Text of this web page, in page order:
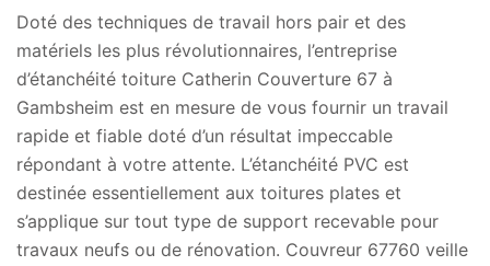
Doté des techniques de travail hors pair et des
matériels les plus révolutionnaires, l’entreprise
d’étanchéité toiture Catherin Couverture 67 à
Gambsheim est en mesure de vous fournir un travail
rapide et fiable doté d’un résultat impeccable
répondant à votre attente. L’étanchéité PVC est
destinée essentiellement aux toitures plates et
s’applique sur tout type de support recevable pour
travaux neufs ou de rénovation. Couvreur 67760 veille